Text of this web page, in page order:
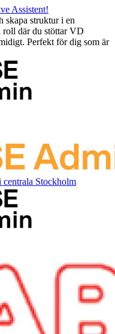
Assistent!
skapa struktur i en
roll där du stöttar VD
Perfekt för dig som är
Stockholm